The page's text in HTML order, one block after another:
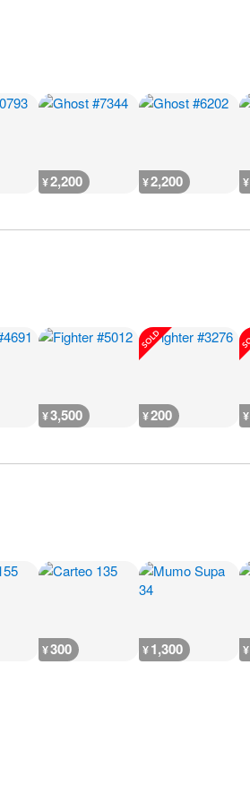
¥2,200 ¥2,200 ¥
¥3,500 ¥200 ¥
¥300 ¥1,300 ¥